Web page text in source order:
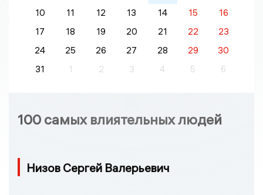
10
11 12 13 14 15
16
17
18 19 20 21 22
23
24
25 26 27 28 29
30
31
1 2 3 4 5 6
100 самых влиятельных людей
Низов Сергей Валерьевич